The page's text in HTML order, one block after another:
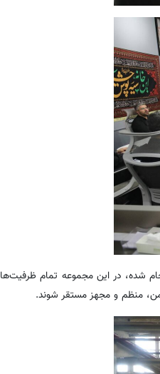
شده، در این مجموعه تمام ظرفیت‌ها
منظم و مجهز مستقر شوند.